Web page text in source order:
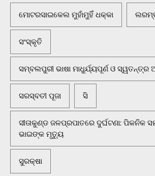
ମୋଟରସାଇକେଲ ମୁହାଁମୁହିଁ ଧକ୍କା
ସଂସ୍କୃତି
ସମ୍ବଲପୁରୀ ଭାଷା ମାଧୁର୍ଯ୍ୟପୂର୍ଣ ଓ ସ୍ୱତନ୍ତ୍ର
ସରସ୍ବତୀ ପୂଜା ସି
ସୀତାକୁଣ୍ଡ ଜଳପ୍ରପାତରେ ଦୁର୍ଘଟଣା: ପିକନିକ
ଭାଇଙ୍କ ମୃତ୍ୟୁ
ସୁରକ୍ଷା